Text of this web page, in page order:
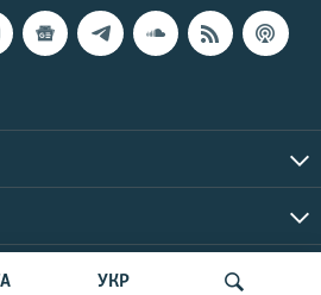
УКР
2026 | Все права защищены.